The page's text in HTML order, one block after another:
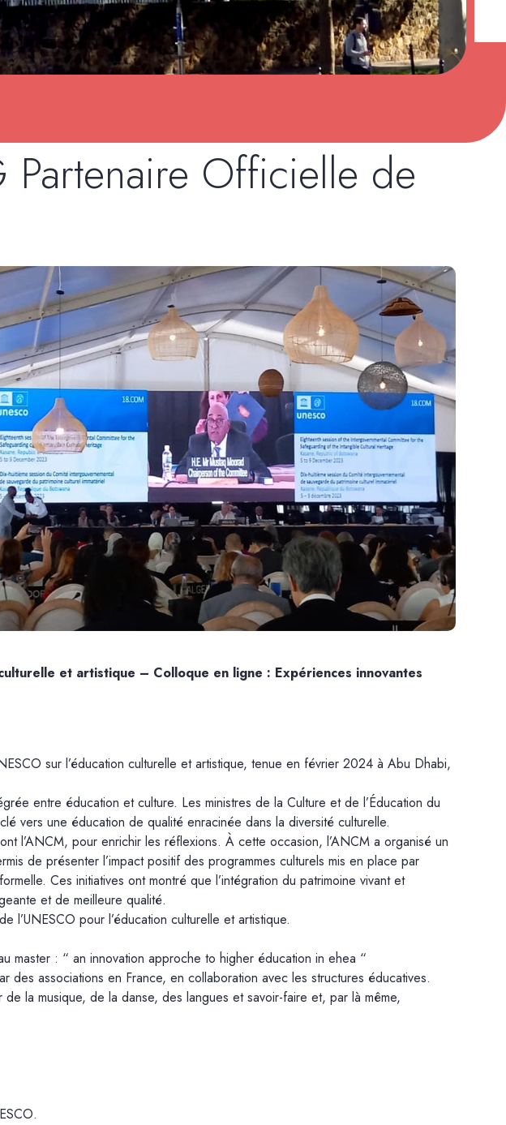
Officielle de
et artistique – Colloque en ligne : Expériences innovantes
sur l’éducation culturelle et artistique, tenue en février 2024 à Abu Dhabi,
entre éducation et culture. Les ministres de la Culture et de l’Éducation du
vers une éducation de qualité enracinée dans la diversité culturelle.
l’ANCM, pour enrichir les réflexions. À cette occasion, l’ANCM a organisé un
de présenter l’impact positif des programmes culturels mis en place par
Ces initiatives ont montré que l’intégration du patrimoine vivant et
et de meilleure qualité.
pour l’éducation culturelle et artistique.
master : “ an innovation approche to higher éducation in ehea “
associations en France, en collaboration avec les structures éducatives.
la musique, de la danse, des langues et savoir-faire et, par là même,